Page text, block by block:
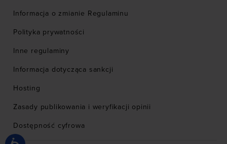
Informacja o zmianie Regulaminu
Polityka prywatności
Inne regulaminy
Informacja dotycząca sankcji
Hosting
Zasady publikowania i weryfikacji opinii
Dostępność cyfrowa